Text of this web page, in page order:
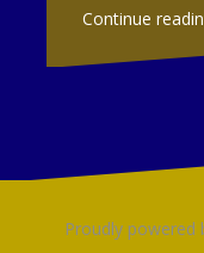
Continue
Proudly powered